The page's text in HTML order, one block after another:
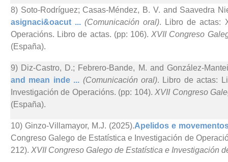
8) Soto-Rodríguez; Casas-Méndez, B. V. and Saavedra
asignaci&oacut ...(Comunicación oral). Libro de actas:
Operacións. Libro de actas. (pp: 106). XVII Congreso
(España).
9) Diz-Castro, D.; Febrero-Bande, M. and González-
and mean inde ... (Comunicación oral). Libro de actas:
Investigación de Operacións. (pp: 104). XVII Congreso
(España).
10) Ginzo-Villamayor, M.J. (2025).Apelidos e
Congreso Galego de Estatística e Investigación de
212). XVII Congreso Galego de Estatística e Investigación